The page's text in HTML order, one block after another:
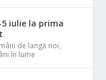
iulie la prima
de langă noi,
în lume